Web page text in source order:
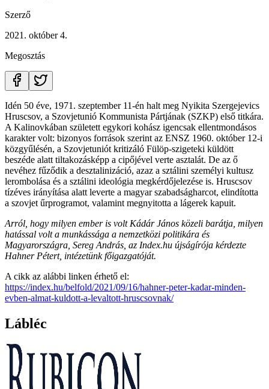
Szerző
2021. október 4.
Megosztás
Idén 50 éve, 1971. szeptember 11-én halt meg Nyikita Szergejevics
Hruscsov, a Szovjetunió Kommunista Pártjának (SZKP) első titkára.
A Kalinovkában született egykori kohász igencsak ellentmondásos
karakter volt: bizonyos források szerint az ENSZ 1960. október 12-i
közgyűlésén, a Szovjetuniót kritizáló Fülöp-szigeteki küldött
beszéde alatt tiltakozásképp a cipőjével verte asztalát. De az ő
nevéhez fűződik a desztalinizáció, azaz a sztálini személyi kultusz
lerombolása és a sztálini ideológia megkérdőjelezése is. Hruscsov
tízéves irányítása alatt leverte a magyar szabadságharcot, elindította
a szovjet űrprogramot, valamint megnyitotta a lágerek kapuit.
Arról, hogy milyen ember is volt Kádár János közeli barátja, milyen
hatással volt a munkássága a nemzetközi politikára és
Magyarországra, Sereg András, az Index.hu újságírója kérdezte
Hahner Pétert, intézetünk főigazgatóját.
A cikk az alábbi linken érhető el:
https://index.hu/belfold/2021/09/16/hahner-peter-kadar-minden-
evben-almat-kuldott-a-levaltott-hruscsovnak/
Lábléc